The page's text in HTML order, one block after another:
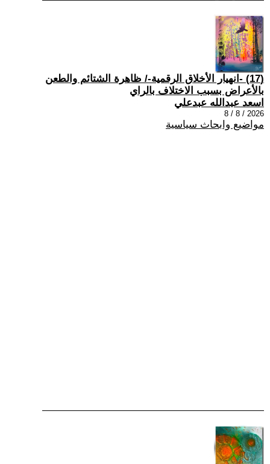
(17) -انهيار الأخلاق الرقمية-/ ظاهرة الشتائم والطعن
بالأعراض بسبب الاختلاف بالراي
اسعد عبدالله عبدعلي
2026 / 8 / 8
مواضيع وابحاث سياسية